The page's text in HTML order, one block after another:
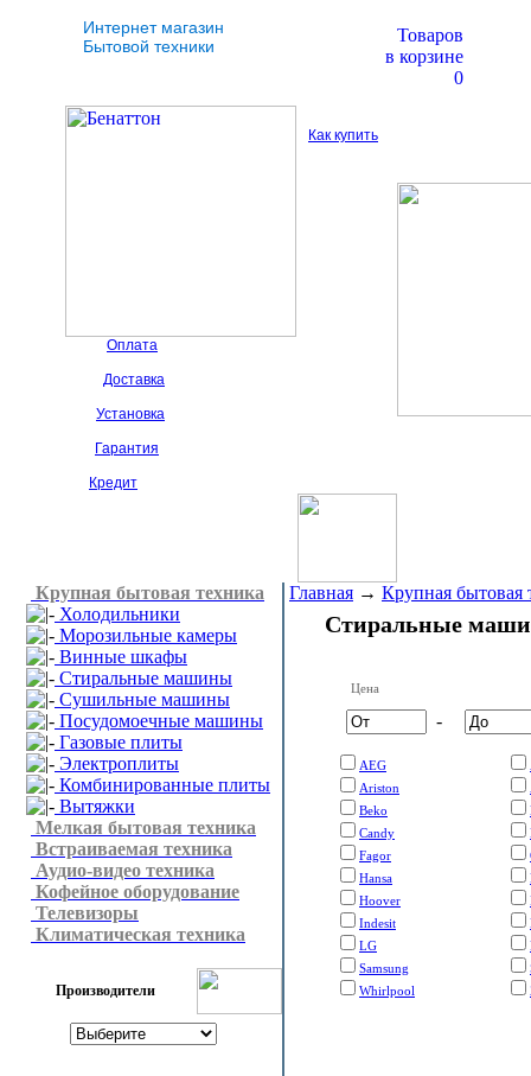
Интернет магазин
Бытовой техники
Товаров
в корзине
0
Как купить
Оплата
Доставка
Установка
Гарантия
Кредит
Крупная бытовая техника
Холодильники
Морозильные камеры
Винные шкафы
Стиральные машины
Сушильные машины
Посудомоечные машины
Газовые плиты
Электроплиты
Комбинированные плиты
Вытяжки
Мелкая бытовая техника
Встраиваемая техника
Аудио-видео техника
Кофейное оборудование
Телевизоры
Климатическая техника
Производители
Главная → Крупная бытовая
Стиральные
Цена
-
AEG
Ariston
Beko
Candy
Fagor
Hansa
Hoover
Indesit
LG
Samsung
Whirlpool